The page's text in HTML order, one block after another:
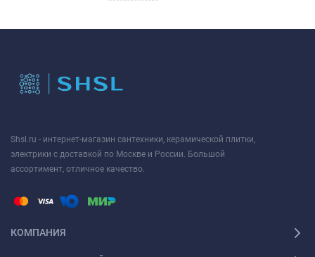
Shsl.ru - интернет-магазин сантехники, керамической плитки,
электрики с доставкой по Москве и России. Большой
ассортимент, отличное качество.
КОМПАНИЯ